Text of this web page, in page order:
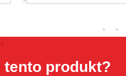
tento produkt?